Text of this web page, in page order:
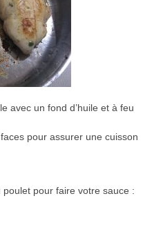
avec un fond d’huile et à feu
pour assurer une cuisson
pour faire votre sauce :